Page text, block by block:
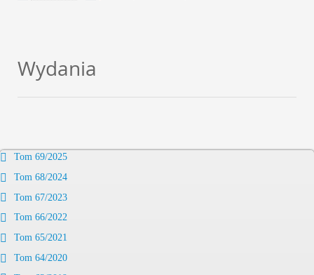
Wydania
Tom 69/2025
Tom 68/2024
Tom 67/2023
Tom 66/2022
Tom 65/2021
Tom 64/2020